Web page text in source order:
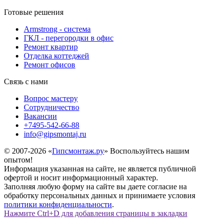
Готовые решения
Armstrong - система
ГКЛ - перегородки в офис
Ремонт квартир
Отделка коттеджей
Ремонт офисов
Связь с нами
Вопрос мастеру
Сотрудничество
Вакансии
+7495-542-66-88
info@gipsmontaj.ru
© 2007-2026 «Гипсмонтаж.ру» Воспользуйтесь нашим
опытом!
Информация указанная на сайте, не является публичной
офертой и носит информационный характер.
Заполняя любую форму на сайте вы даете согласие на
обработку персональных данных и принимаете условия
политики конфиденциальности.
Нажмите Ctrl+D для добавления страницы в закладки